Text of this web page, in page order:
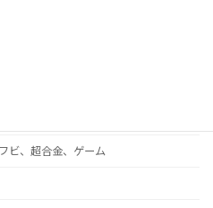
ビ、超合金、ゲーム